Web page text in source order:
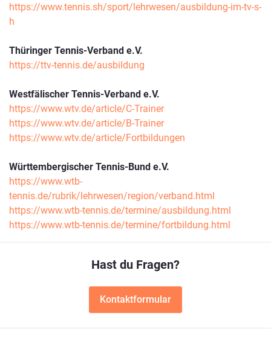
https://www.tennis.sh/sport/lehrwesen/ausbildung-im-tv-s-
h
Thüringer Tennis-Verband e.V.
https://ttv-tennis.de/ausbildung
Westfälischer Tennis-Verband e.V.
https://www.wtv.de/article/C-Trainer
https://www.wtv.de/article/B-Trainer
https://www.wtv.de/article/Fortbildungen
Württembergischer Tennis-Bund e.V.
https://www.wtb-
tennis.de/rubrik/lehrwesen/region/verband.html
https://www.wtb-tennis.de/termine/ausbildung.html
https://www.wtb-tennis.de/termine/fortbildung.html
Hast du Fragen?
Kontaktformular